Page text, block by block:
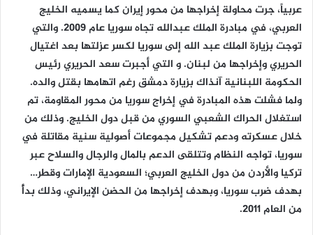
عربياً، جرت محاولة إخراجها من محور إيران كما يسميه الخليج
العربي، في مبادرة الملك عبدالله تجاه سوريا عام 2009. والتي
توجت بزيارة الملك عبد الله إلى سوريا لكسر عزلتها بعد اغتيال
الحريري وإخراجها من لبنان. و التي أجبرت سعد الحريري رئيس
الحكومة اللبنانية آنذاك بزيارة دمشق رغم اتهامها بقتل والده.
ولما فشلت هذه المبادرة في إخراج سوريا من محور المقاومة، تم
استغلال الحراك الشعبي السوري من قبل دول الخليج. وذلك من
خلال عسكرته ودعم تشكيل مجموعات أصولية سنية مقاتلة في
سوريا، تواجه النظام وتتلقى الدعم بالمال والرجال والسلاح عبر
تركيا والأردن من دول الخليج العربي؛ السعودية الإمارات وقطر…
بهدف ضرب سوريا، وبهدف إخراجها من الحضن الإيراني، وذلك بدأً
من العام 2011.